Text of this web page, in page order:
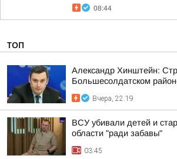
08:44
ТОП
Александр Хинштейн:
Большесолдатском
Вчера, 22:19
ВСУ убивали детей и
области "ради забавы"
03:45